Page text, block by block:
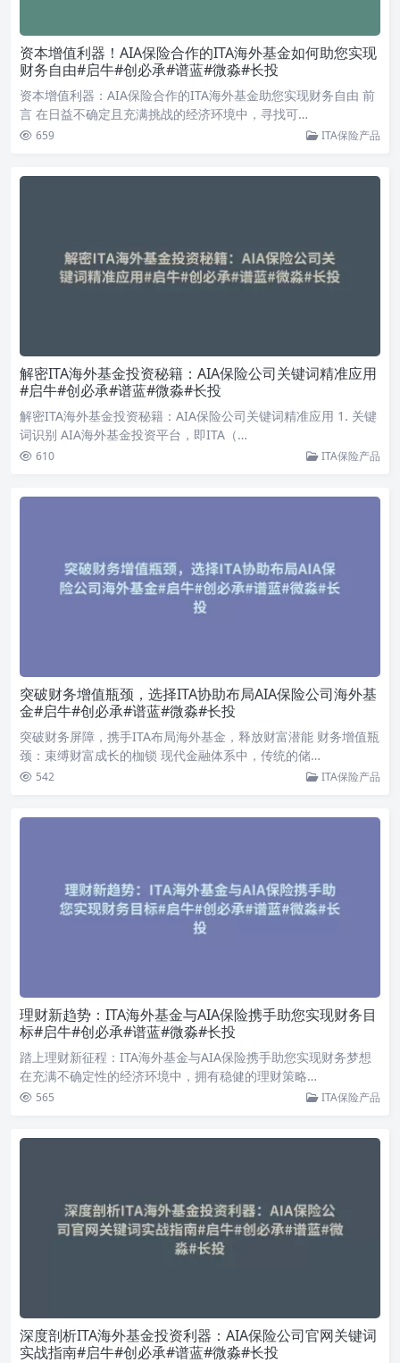
资本增值利器！AIA保险合作的ITA海外基金如何助您实现
财务自由#启牛#创必承#谱蓝#微淼#长投
资本增值利器：AIA保险合作的ITA海外基金助您实现财务自由 前
言 在日益不确定且充满挑战的经济环境中，寻找可…
659 ITA保险产品
解密ITA海外基金投资秘籍：AIA保险公司关键词精准应用
#启牛#创必承#谱蓝#微淼#长投
解密ITA海外基金投资秘籍：AIA保险公司关键词精准应用 1. 关键
词识别 AIA海外基金投资平台，即ITA（…
610 ITA保险产品
突破财务增值瓶颈，选择ITA协助布局AIA保险公司海外基
金#启牛#创必承#谱蓝#微淼#长投
突破财务屏障，携手ITA布局海外基金，释放财富潜能 财务增值瓶
颈：束缚财富成长的枷锁 现代金融体系中，传统的储…
542 ITA保险产品
理财新趋势：ITA海外基金与AIA保险携手助您实现财务目
标#启牛#创必承#谱蓝#微淼#长投
踏上理财新征程：ITA海外基金与AIA保险携手助您实现财务梦想
在充满不确定性的经济环境中，拥有稳健的理财策略…
565 ITA保险产品
深度剖析ITA海外基金投资利器：AIA保险公司官网关键词
实战指南#启牛#创必承#谱蓝#微淼#长投